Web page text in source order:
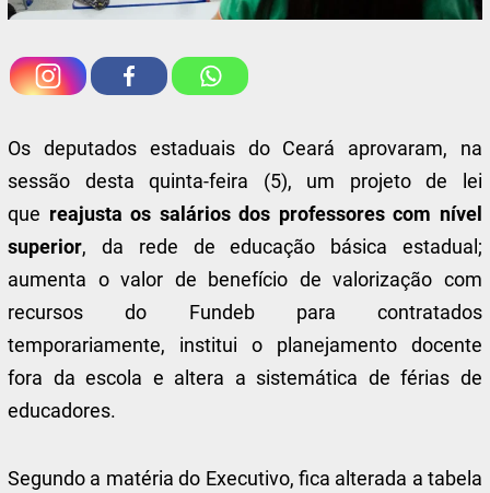
Os deputados estaduais do Ceará aprovaram, na
sessão desta quinta-feira (5), um projeto de lei
que reajusta os salários dos professores com nível
superior, da rede de educação básica estadual;
aumenta o valor de benefício de valorização com
recursos do Fundeb para contratados
temporariamente, institui o planejamento docente
fora da escola e altera a sistemática de férias de
educadores.
Segundo a matéria do Executivo, fica alterada a tabela